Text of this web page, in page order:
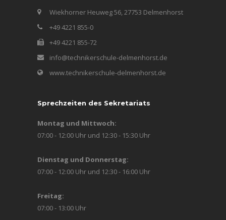
Wiekhorner Heuweg 56, 27753 Delmenhorst
+49 4221 855-0
+49 4221 855-72
info@technikerschule-delmenhorst.de
www.technikerschule-delmenhorst.de
Sprechzeiten des Sekretariats
Montag und Mittwoch:
07:00 - 12:00 Uhr und 12:30 - 15:30 Uhr
Dienstag und Donnerstag:
07:00 - 12:00 Uhr und 12:30 - 16:00 Uhr
Freitag:
07:00 - 13:00 Uhr